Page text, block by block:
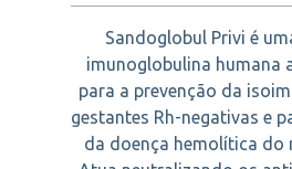
Anemia hemolítica fetal
Prevenção de
Hemorragia fetal e neonatal
Tratamento de estados
Rh
Sandoglobul Privi é
imunoglobulina humana
para a prevenção da
gestantes Rh-negativas e
da doença hemolítica do